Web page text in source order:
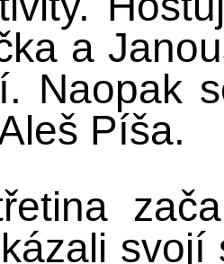
a
Naopak
Píša.